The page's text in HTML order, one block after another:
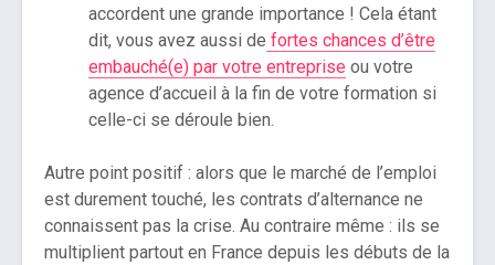
accordent une grande importance ! Cela étant
dit, vous avez aussi de fortes chances d’être
embauché(e) par votre entreprise ou votre
agence d’accueil à la fin de votre formation si
celle-ci se déroule bien.
Autre point positif : alors que le marché de l’emploi
est durement touché, les contrats d’alternance ne
connaissent pas la crise. Au contraire même : ils se
multiplient partout en France depuis les débuts de la